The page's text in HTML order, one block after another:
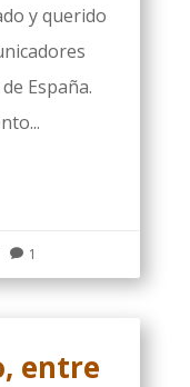
y querido
España.
 1
entre